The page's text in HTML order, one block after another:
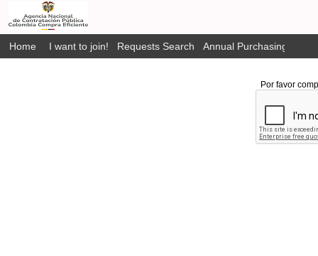
Home I want to join! Requests Search Annual Purchasing Plan
Por favor